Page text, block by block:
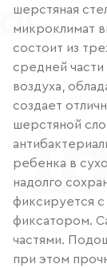
шерстяная
микроклимат
состоит из
средней
воздуха,
создает
шерстяной
ребенка в
надолго
фиксируется
фиксатором.
частями.
при этом